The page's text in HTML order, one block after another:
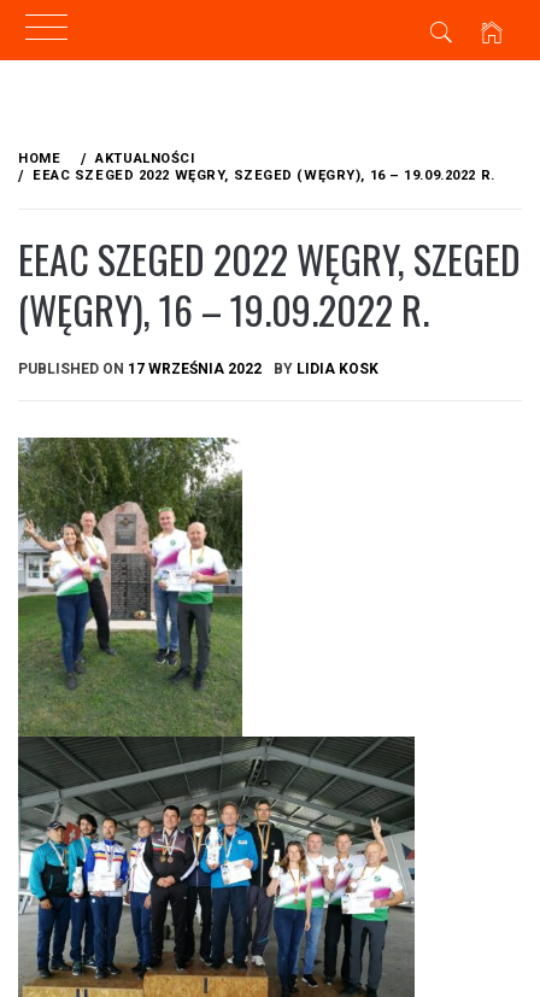
content
HOME
AKTUALNOŚCI
EEAC SZEGED 2022 WĘGRY, SZEGED (WĘGRY), 16 – 19.09.2022 R.
EEAC SZEGED 2022 WĘGRY, SZEGED
(WĘGRY), 16 – 19.09.2022 R.
PUBLISHED ON 17 WRZEŚNIA 2022 BY LIDIA KOSK